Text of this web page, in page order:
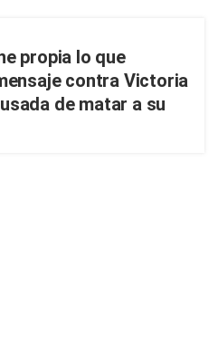
propia lo que
contra Victoria
de matar a su